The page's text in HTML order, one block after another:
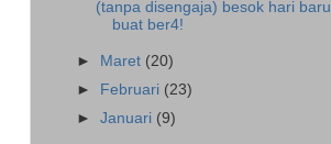
(tanpa disengaja) besok hari baru
buat ber4!
► Maret (20)
►
Februari (23)
►Januari (9)